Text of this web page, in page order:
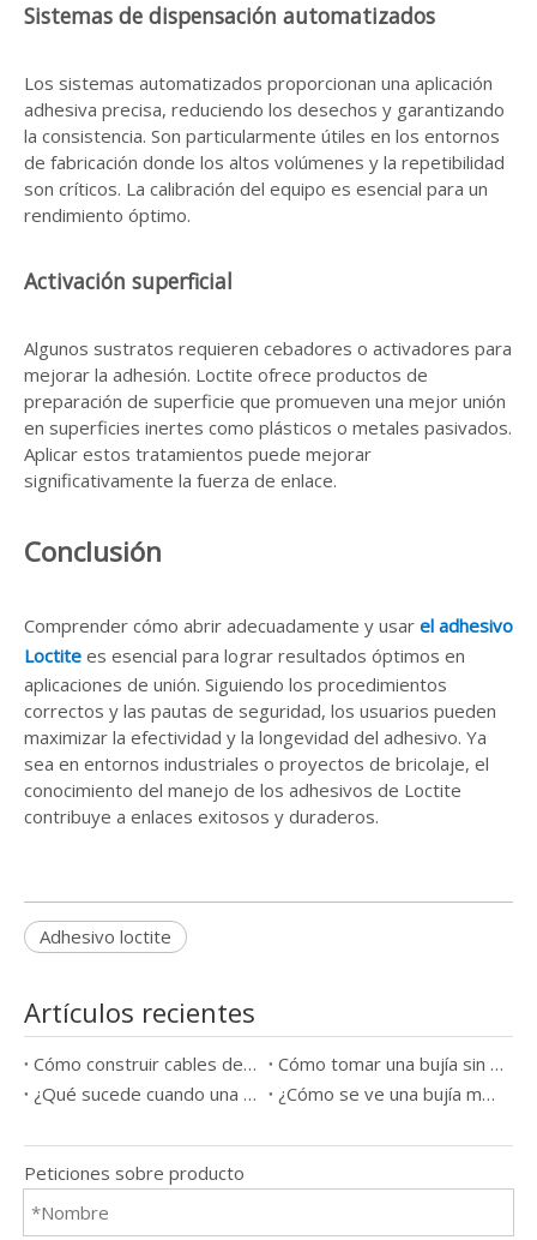
Sistemas de dispensación automatizados
Los sistemas automatizados proporcionan una aplicación
adhesiva precisa, reduciendo los desechos y garantizando
la consistencia. Son particularmente útiles en los entornos
de fabricación donde los altos volúmenes y la repetibilidad
son críticos. La calibración del equipo es esencial para un
rendimiento óptimo.
Activación superficial
Algunos sustratos requieren cebadores o activadores para
mejorar la adhesión. Loctite ofrece productos de
preparación de superficie que promueven una mejor unión
en superficies inertes como plásticos o metales pasivados.
Aplicar estos tratamientos puede mejorar
significativamente la fuerza de enlace.
Conclusión
Comprender cómo abrir adecuadamente y usar el adhesivo
Loctite es esencial para lograr resultados óptimos en
aplicaciones de unión. Siguiendo los procedimientos
correctos y las pautas de seguridad, los usuarios pueden
maximizar la efectividad y la longevidad del adhesivo. Ya
sea en entornos industriales o proyectos de bricolaje, el
conocimiento del manejo de los adhesivos de Loctite
contribuye a enlaces exitosos y duraderos.
Adhesivo loctite
Artículos recientes
Cómo construir cables de bujía
Cómo tomar una bujía sin una herramienta
¿Qué sucede cuando una bujía sale mal?
¿Cómo se ve una bujía mala?
Peticiones sobre producto